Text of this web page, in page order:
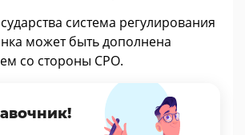
система регулирования
может быть дополнена
со стороны СРО.